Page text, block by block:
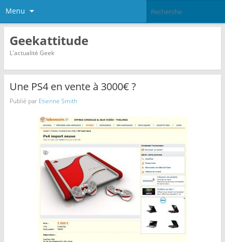
Menu
Geekattitude
L'actualité Geek
Une PS4 en vente à 3000€ ?
Publié par Etienne Smith